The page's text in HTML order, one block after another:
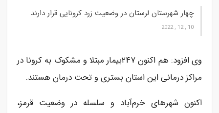
چهار شهرستان لرستان در وضعیت زرد کرونایی قرار دارند
10 , 12 , 2022
وی افزود: هم اکنون ۲۴۷بیمار مبتلا و مشکوک به کرونا در
مراکز درمانی این استان بستری و تحت درمان هستند.
اکنون شهرهای خرم‌آباد و سلسله در وضعیت قرمز،